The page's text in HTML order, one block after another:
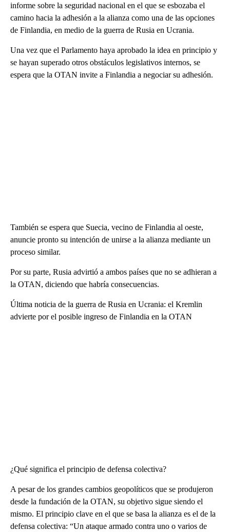
informe sobre la seguridad nacional en el que se esbozaba el
camino hacia la adhesión a la alianza como una de las opciones
de Finlandia, en medio de la guerra de Rusia en Ucrania.
Una vez que el Parlamento haya aprobado la idea en principio y
se hayan superado otros obstáculos legislativos internos, se
espera que la OTAN invite a Finlandia a negociar su adhesión.
También se espera que Suecia, vecino de Finlandia al oeste,
anuncie pronto su intención de unirse a la alianza mediante un
proceso similar.
Por su parte, Rusia advirtió a ambos países que no se adhieran a
la OTAN, diciendo que habría consecuencias.
Última noticia de la guerra de Rusia en Ucrania: el Kremlin
advierte por el posible ingreso de Finlandia en la OTAN
¿Qué significa el principio de defensa colectiva?
A pesar de los grandes cambios geopolíticos que se produjeron
desde la fundación de la OTAN, su objetivo sigue siendo el
mismo. El principio clave en el que se basa la alianza es el de la
defensa colectiva: “Un ataque armado contra uno o varios de